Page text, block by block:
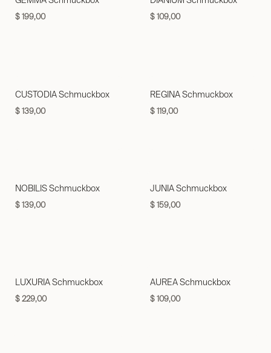
$199,00 $109,00
CUSTODIA Schmuckbox
$139,00
REGINA Schmuckbox
$119,00
NOBILIS Schmuckbox
$139,00
JUNIA Schmuckbox
$159,00
LUXURIA Schmuckbox
$229,00
AUREA Schmuckbox
$109,00